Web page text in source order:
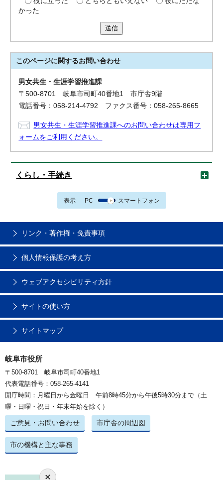
かった
送信
このページに関するお問い合わせ
男女共生・生涯学習推進課
〒500-8701 岐阜市司町40番地1 市庁舎9階
電話番号：058-214-4792 ファクス番号：058-265-8665
男女共生・生涯学習推進課へのお問い合わせは専用フ
ォームをご利用ください。
くらし・手続き
表示 PC スマートフォン
リンク・著作権・免責事項
個人情報保護の考え方
ウェブアクセシビリティ方針
サイトの使い方
サイトマップ
岐阜市役所
〒500-8701 岐阜市司町40番地1
代表電話番号：058-265-4141
開庁時間：月曜日から金曜日 午前8時45分から午後5時30分まで（土
曜・日曜・祝日・年末年始を除く）
ご意見・お問い合わせ 市庁舎の周辺図
市の機構と主な事務